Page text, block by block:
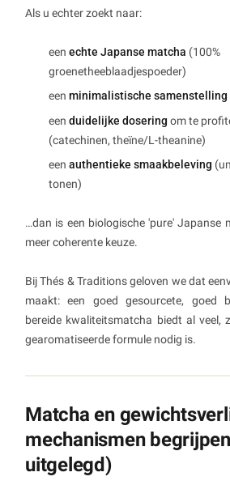
Als u echter zoekt naar:
een echte Japanse matcha (100%
groenetheeblaadjespoeder)
een minimalistische samenstelling
een duidelijke dosering om te
(catechinen, theïne/L-theanine)
een authentieke smaakbeleving
tonen)
…dan is een biologische 'pure' Japanse
meer coherente keuze.
Bij Thés & Traditions geloven we dat
maakt: een goed gesourcete, goed
bereide kwaliteitsmatcha biedt al veel,
gearomatiseerde formule nodig is.
Matcha en
mechanismen
uitgelegd)